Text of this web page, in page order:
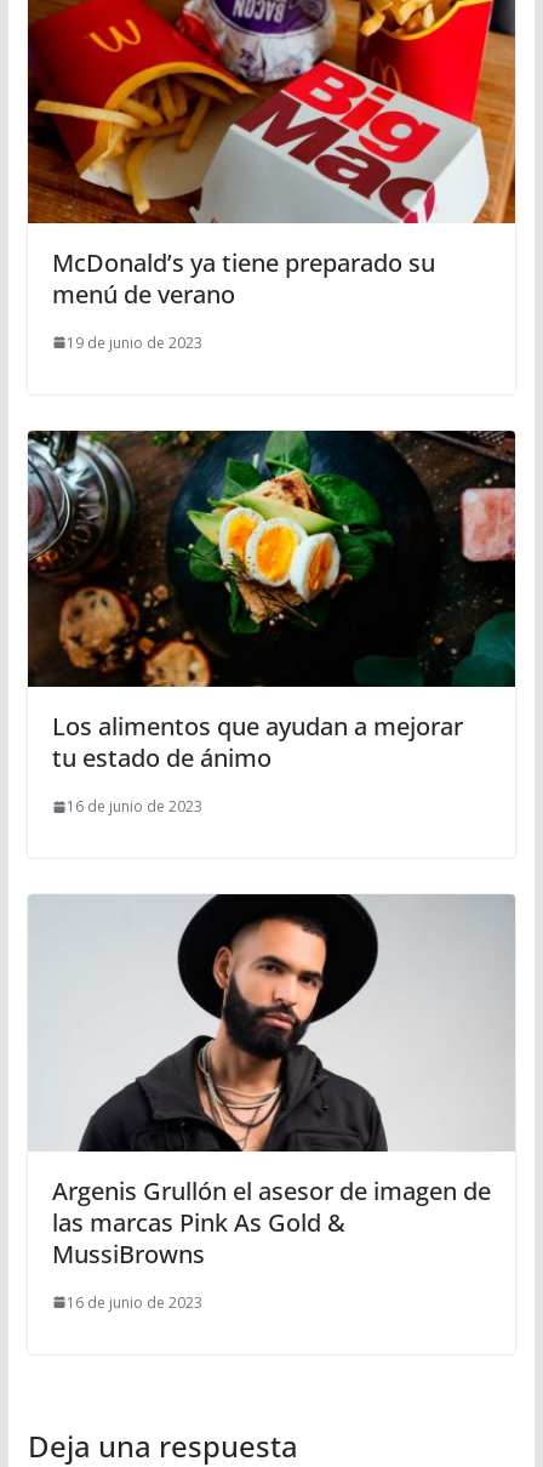
McDonald’s ya tiene preparado su
menú de verano
19 de junio de 2023
Los alimentos que ayudan a mejorar
tu estado de ánimo
16 de junio de 2023
Argenis Grullón el asesor de imagen de
las marcas Pink As Gold &
MussiBrowns
16 de junio de 2023
Deja una respuesta